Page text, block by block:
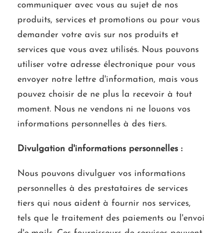
communiquer avec vous au sujet de nos
produits, services et promotions ou pour vous
demander votre avis sur nos produits et
services que vous avez utilisés. Nous pouvons
utiliser votre adresse électronique pour vous
envoyer notre lettre d'information, mais vous
pouvez choisir de ne plus la recevoir à tout
moment. Nous ne vendons ni ne louons vos
informations personnelles à des tiers.
Divulgation d'informations personnelles :
Nous pouvons divulguer vos informations
personnelles à des prestataires de services
tiers qui nous aident à fournir nos services,
tels que le traitement des paiements ou l'envoi